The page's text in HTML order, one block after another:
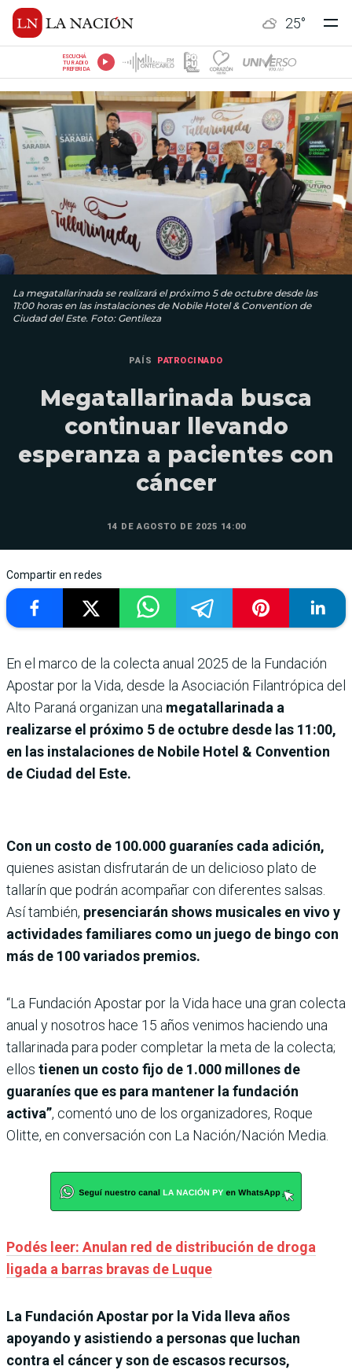
25°
ESCUCHÁ
TU RADIO
PREFERIDA
La megatallarinada se realizará el próximo 5 de octubre desde las
11:00 horas en las instalaciones de Nobile Hotel & Convention de
Ciudad del Este. Foto: Gentileza
PAÍS PATROCINADO
Megatallarinada busca
continuar llevando
esperanza a pacientes con
cáncer
14 DE AGOSTO DE 2025 14:00
Compartir en redes
En el marco de la colecta anual 2025 de la Fundación
Apostar por la Vida, desde la Asociación Filantrópica del
Alto Paraná organizan una megatallarinada a
realizarse el próximo 5 de octubre desde las 11:00,
en las instalaciones de Nobile Hotel & Convention
de Ciudad del Este.
Con un costo de 100.000 guaraníes cada adición,
quienes asistan disfrutarán de un delicioso plato de
tallarín que podrán acompañar con diferentes salsas.
Así también, presenciarán shows musicales en vivo y
actividades familiares como un juego de bingo con
más de 100 variados premios.
“La Fundación Apostar por la Vida hace una gran colecta
anual y nosotros hace 15 años venimos haciendo una
tallarinada para poder completar la meta de la colecta;
ellos tienen un costo fijo de 1.000 millones de
guaraníes que es para mantener la fundación
activa”, comentó uno de los organizadores, Roque
Olitte, en conversación con La Nación/Nación Media.
Podés leer: Anulan red de distribución de droga
ligada a barras bravas de Luque
La Fundación Apostar por la Vida lleva años
apoyando y asistiendo a personas que luchan
contra el cáncer y son de escasos recursos,